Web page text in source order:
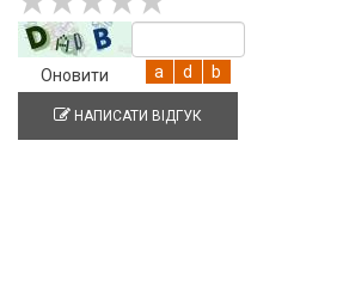
Оновити
НАПИСАТИ ВІДГУК